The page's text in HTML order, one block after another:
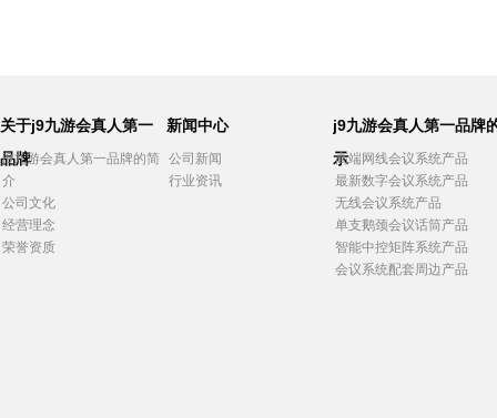
关于j9九游会真人第一
品牌
j9九游会真人第一品牌的简
介
公司文化
经营理念
荣誉资质
新闻中心
公司新闻
行业资讯
j9九游会真人第一品牌
示
高端网线会议系统产品
最新数字会议系统产品
无线会议系统产品
单支鹅颈会议话筒产品
智能中控矩阵系统产品
会议系统配套周边产品